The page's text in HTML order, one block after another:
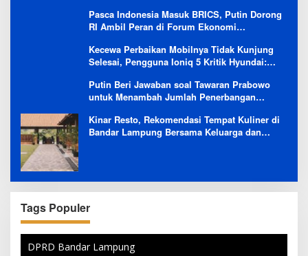
Pasca Indonesia Masuk BRICS, Putin Dorong
RI Ambil Peran di Forum Ekonomi
Kecewa Perbaikan Mobilnya Tidak Kunjung
Selesai, Pengguna Ioniq 5 Kritik Hyundai:
Sales
Putin Beri Jawaban soal Tawaran Prabowo
untuk Menambah Jumlah Penerbangan
Kinar Resto, Rekomendasi Tempat Kuliner di
Bandar Lampung Bersama Keluarga dan
Tags Populer
DPRD Bandar Lampung